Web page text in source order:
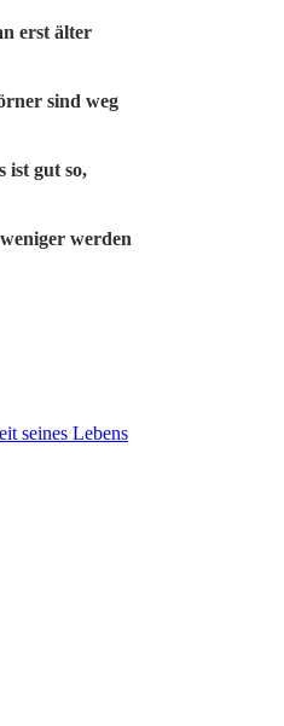
erst älter
sind weg
ist gut so,
werden
seines Lebens